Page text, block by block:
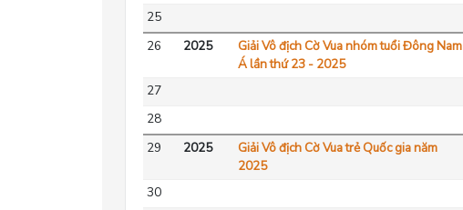
25
26
2025
Giải Vô địch Cờ Vua nhóm tuổi Đông Nam
Á lần thứ 23 - 2025
27
28
29
2025
Giải Vô địch Cờ Vua trẻ Quốc gia năm
2025
30